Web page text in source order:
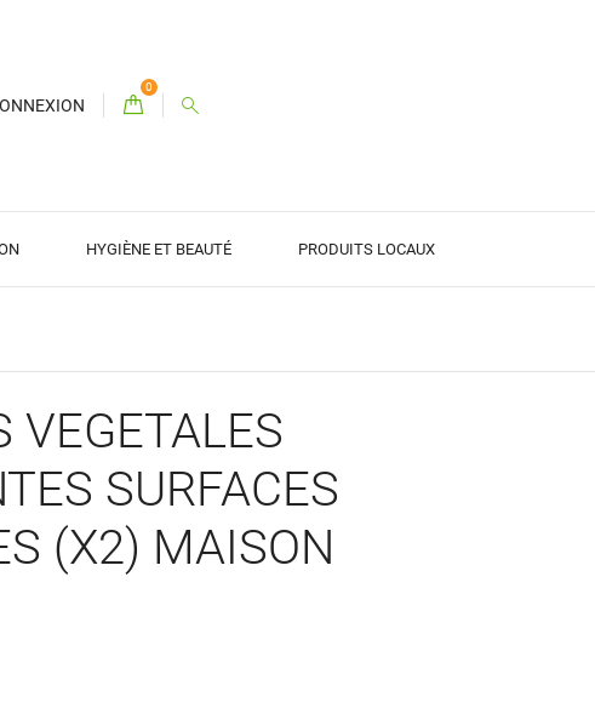
0
HYGIÈNE ET BEAUTÉ PRODUITS LOCAUX
VEGETALES
SURFACES
(X2) MAISON